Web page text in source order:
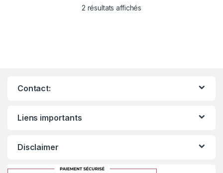
2 résultats affichés
Contact:
Liens importants
Disclaimer